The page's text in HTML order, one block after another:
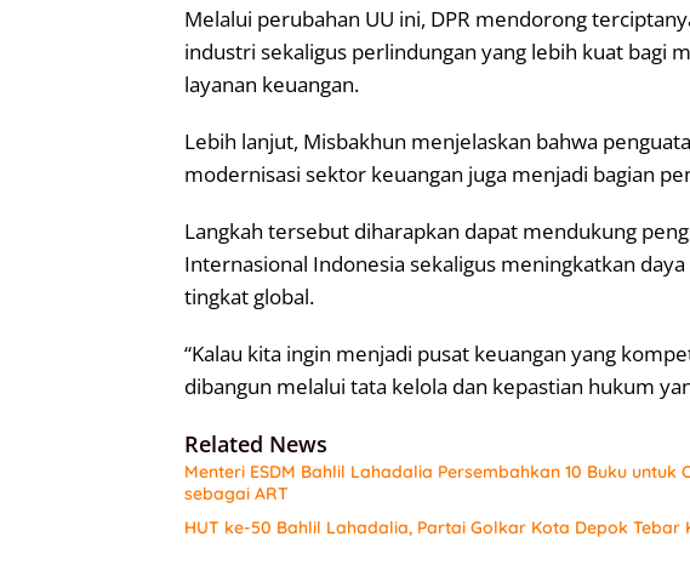
Melalui perubahan UU ini, DPR mendorong
industri sekaligus perlindungan yang lebih kuat bagi
layanan keuangan.
Lebih lanjut, Misbakhun menjelaskan bahwa
modernisasi sektor keuangan juga menjadi bagian
Langkah tersebut diharapkan dapat mendukung
Internasional Indonesia sekaligus meningkatkan
tingkat global.
“Kalau kita ingin menjadi pusat keuangan yang
dibangun melalui tata kelola dan kepastian hukum
Related News
Menteri ESDM Bahlil Lahadalia Persembahkan 10 Buku untuk
sebagai ART
HUT ke-50 Bahlil Lahadalia, Partai Golkar Kota Depok Tebar